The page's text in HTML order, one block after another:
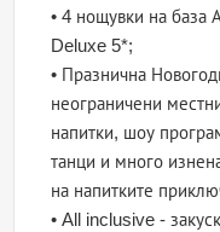
• 4 нощувки на
Deluxe 5*;
• Празнична
неограничени
напитки, шоу
танци и много
на напитките
• All inclusive -